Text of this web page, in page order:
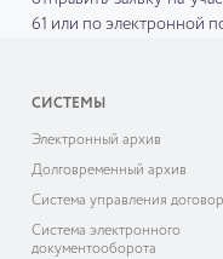
61 или по электронной
СИСТЕМЫ
Электронный архив
Долговременный архив
Система управления
Система электронного
документооборота